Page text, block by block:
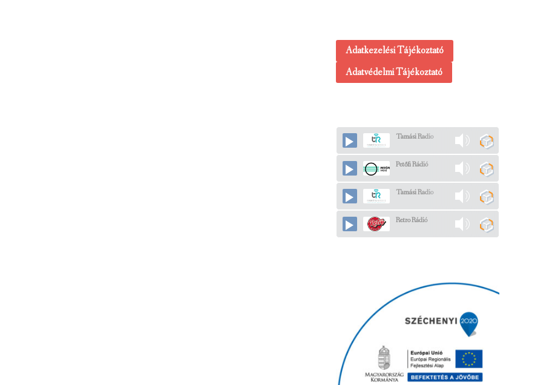
Adatkezelési Tájékoztató
Adatvédelmi Tájékoztató
Tamási Radio
Petőfi Rádió
Tamási Radio
Retro Rádió